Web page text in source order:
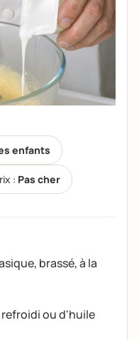
enfants
: Pas cher
brassé, à la
ou d'huile